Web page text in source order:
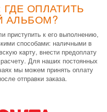
ОПЛАТИТЬ
АЛЬБОМ?
приступить к его выполнению,
способами: наличными в
карту, внести предоплату
Для наших постоянных
мы можем принять оплату
отправки заказа.